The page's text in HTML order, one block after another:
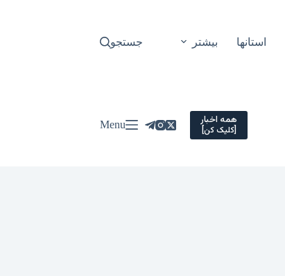
استانها بیشتر جستجو
همه اخبار
[کلیک کن] Menu